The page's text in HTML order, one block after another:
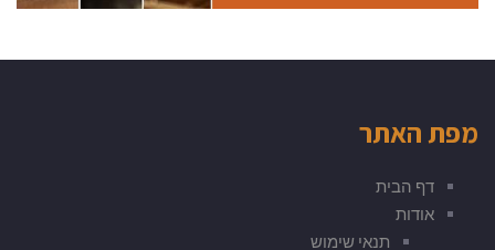
מפת האתר
דף הבית
אודות
תנאי שימוש